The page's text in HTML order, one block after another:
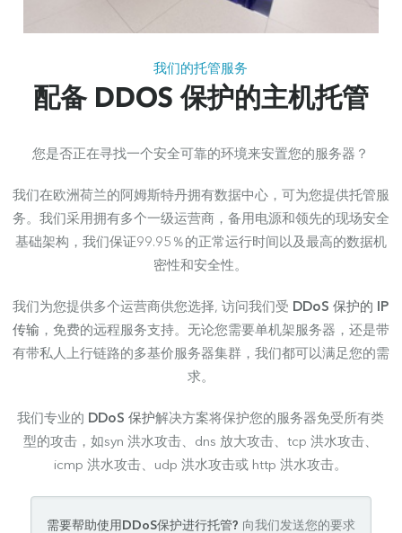
我们的托管服务
配备 DDOS 保护的主机托管
您是否正在寻找一个安全可靠的环境来安置您的服务器？
我们在欧洲荷兰的阿姆斯特丹拥有数据中心，可为您提供托管服
务。我们采用拥有多个一级运营商，备用电源和领先的现场安全
基础架构，我们保证99.95％的正常运行时间以及最高的数据机
密性和安全性。
我们为您提供多个运营商供您选择, 访问我们受 DDoS 保护的 IP
传输 ，免费的远程服务支持。无论您需要单机架服务器，还是带
有带私人上行链路的多基价服务器集群，我们都可以满足您的需
求。
我们专业的 DDoS 保护解决方案将保护您的服务器免受所有类
型的攻击，如syn 洪水攻击、dns 放大攻击、tcp 洪水攻击、
icmp 洪水攻击、udp 洪水攻击或 http 洪水攻击。
需要帮助使用DDoS保护进行托管? 向我们发送您的要求